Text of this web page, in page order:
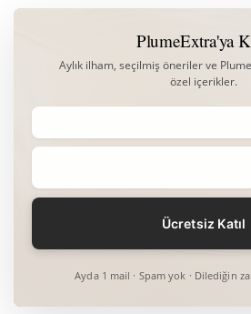
PlumeExtra'ya
Aylık ilham, seçilmiş öneriler ve
özel içerikler.
Ayda 1 mail · Spam yok · Dilediğin